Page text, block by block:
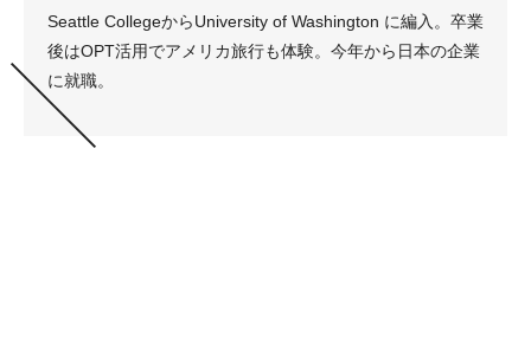
Seattle CollegeからUniversity of Washington に編入。卒業
後はOPT活用でアメリカ旅行も体験。今年から日本の企業
に就職。